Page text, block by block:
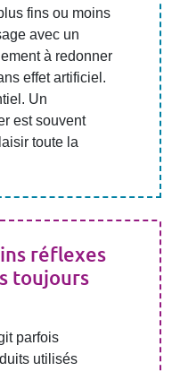
fins ou moins
avec un
à redonner
effet artificiel.
Un
est souvent
toute la
réflexes
toujours
parfois
utilisés